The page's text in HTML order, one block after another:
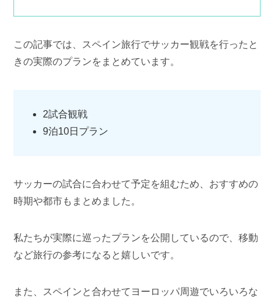
この記事では、スペイン旅行でサッカー観戦を行ったと
きの実際のプランをまとめています。
2試合観戦
9泊10日プラン
サッカーの試合に合わせて予定を組むため、おすすめの
時期や都市もまとめました。
私たちが実際に巡ったプランを公開しているので、移動
など旅行の参考になると嬉しいです。
また、スペインと合わせてヨーロッパ周遊でいろいろな